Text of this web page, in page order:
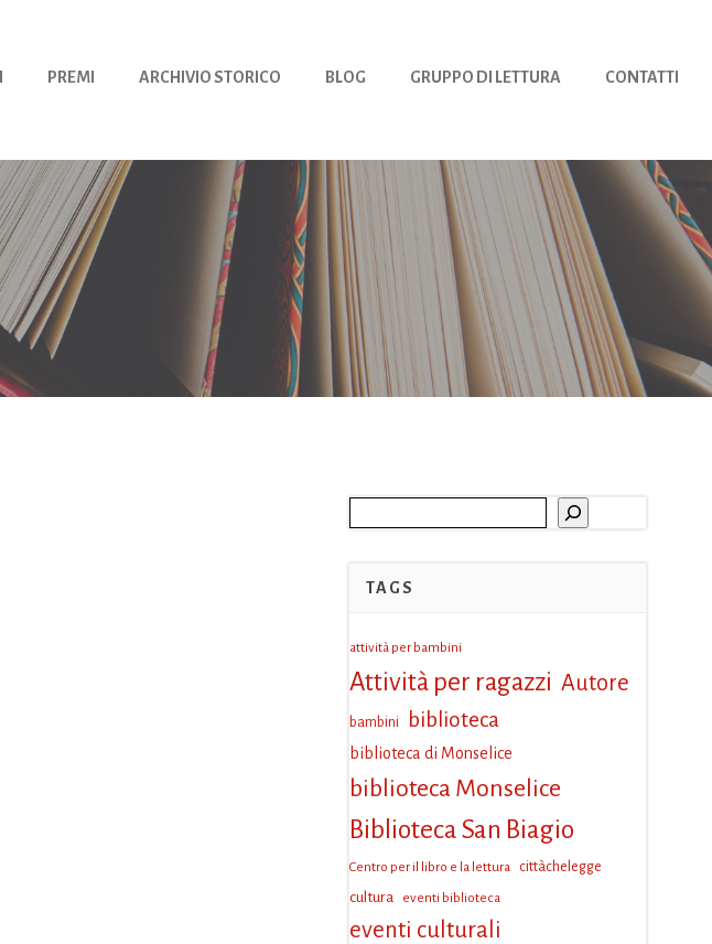
PREMI ARCHIVIO STORICO BLOG GRUPPO DI LETTURA CONTATTI
TAGS
attività per bambini
Attività per ragazzi Autore
bambini biblioteca
biblioteca di Monselice
biblioteca Monselice
Biblioteca San Biagio
Centro per il libro e la lettura cittàchelegge
cultura eventi biblioteca
eventi culturali